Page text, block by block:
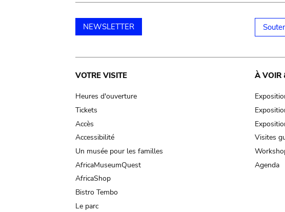
NEWSLETTER
Main
navigation
VOTRE VISITE
Heures d'ouverture
Tickets
Accès
Accessibilité
Un musée pour les familles
AfricaMuseumQuest
AfricaShop
Bistro Tembo
Le parc
À VOIR
Visites
Agenda